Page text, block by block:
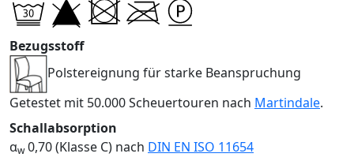
Bezugsstoff
Polstereignung für starke Beanspruchung
Getestet mit 50.000 Scheuertouren nach Martindale.
Schallabsorption
αw0,70 (Klasse C) nach DIN EN ISO 11654